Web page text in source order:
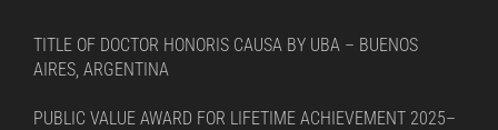
TITLE OF DOCTOR HONORIS CAUSA BY UBA – BUENOS
AIRES, ARGENTINA
PUBLIC VALUE AWARD FOR LIFETIME ACHIEVEMENT 2025–